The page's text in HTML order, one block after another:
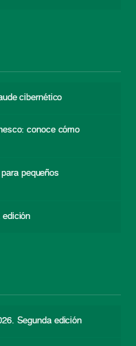
cibernético
conoce cómo
pequeños
edición
Segunda edición